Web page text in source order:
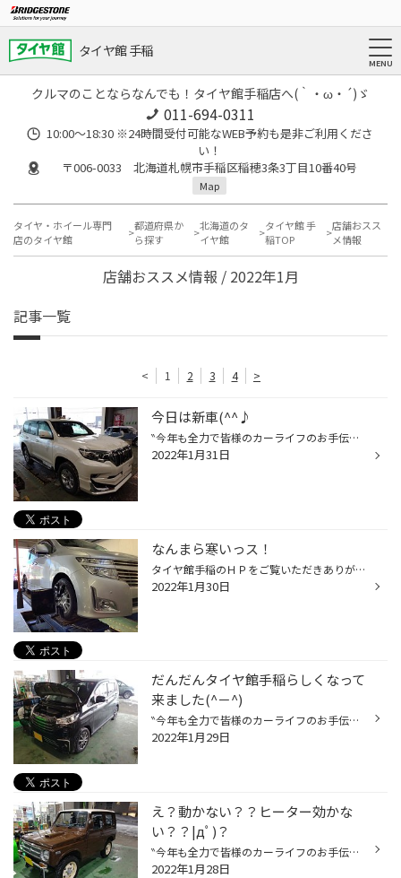
タイヤ館 手稲
クルマのことならなんでも！タイヤ館手稲店へ(｀・ω・´)ゞ
011-694-0311
10:00～18:30 ※24時間受付可能なWEB予約も是非ご利用くださ
い！
〒006-0033 北海道札幌市手稲区稲穂3条3丁目10番40号
Map
タイヤ・ホイール専門
店のタイヤ館
都道府県か
ら探す
北海道のタ
イヤ館
タイヤ館 手
稲TOP
店舗おスス
メ情報
店舗おススメ情報 / 2022年1月
記事一覧
< 1 2 3 4 >
今日は新車(^^♪
‶今年も全力で皆様のカーライフのお手伝いをさせて頂きます(｀・ω・´)ｼｬｷｰﾝ”実行委員長かけるです。 先日は年代物のＪＡジムニーの記事を書きましたが、今日は ‶トヨタ ランドクルーザープラド” ‶ＴＲＪ１５０Ｗ” 新車へのナビ・バックカメラ・ドライブレコーダー、そして冬タイヤのご依頼です。 バ...
2022年1月31日
なんまら寒いっス！
タイヤ館手稲のＨＰをご覧いただきありがとうございます。 寒くなると誰かと一緒じゃないと釣りに行けなくなるムラタです(｡-_-｡) 本日は開店からＥ５２エルグランド連発です ２０万Ｋｍ突破のＥ５２。足回りの部品リフレッシュのご依頼です。 ＫＹＢ定番ショックアブソーバーＮｅｗＳＲを使用し純正...
2022年1月30日
だんだんタイヤ館手稲らしくなって
来ました(^－^)
‶今年も全力で皆様のカーライフのお手伝いをさせて頂きます(｀・ω・´)ｼｬｷｰﾝ”実行委員長かけるです。 表題の件、何の話かと言いますと ‶ニッサン デイズ” ‶Ｂ２１Ｗ” こちらのお客様は‶ワコーズ ＲＥＣＳ”のご依頼です。 タイヤ館手稲と言えばレックス！！ 北海道でレックスと言えばタイヤ館手稲(￣▽...
2022年1月29日
え？動かない？？ヒーター効かな
い？？|дﾟ)？
‶今年も全力で皆様のカーライフのお手伝いをさせて頂きます(｀・ω・´)ｼｬｷｰﾝ”実行委員長かけるです。 本日はいきなり作業を。 ‶スズキ ジムニ―” ‶ＪＡ１１” こちらのお客様は、駆動系の不調とヒーターの不調と言う事でご来店。 点検の結果、サーモスタッド開きっぱなしの疑いと駆動系オイルの汚れが...
2022年1月28日